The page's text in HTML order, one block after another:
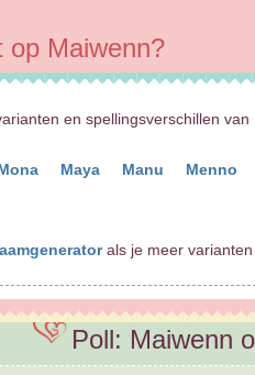
op Maiwenn?
en spellingsverschillen van
Maya Manu Menno
als je meer
Poll: Maiwenn